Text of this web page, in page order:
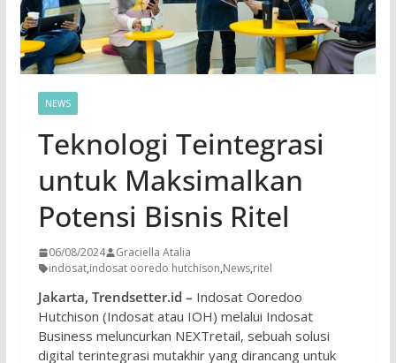
NEWS
Teknologi Teintegrasi
untuk Maksimalkan
Potensi Bisnis Ritel
06/08/2024
Graciella Atalia
indosat,indosat ooredo hutchison,News,ritel
Jakarta, Trendsetter.id – Indosat Ooredoo
Hutchison (Indosat atau IOH) melalui Indosat
Business meluncurkan NEXTretail, sebuah solusi
digital terintegrasi mutakhir yang dirancang untuk